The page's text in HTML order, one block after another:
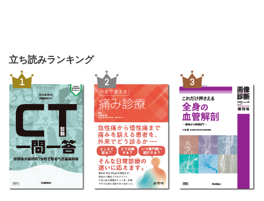
第一選択薬
動脈スティフネス型
体液貯留型
第三選択薬
RAS阻害薬を基礎とした併用療法
第15章 治療抵抗性高血圧の管理と腎デナベーション
治療抵抗性高血圧管理のストラテジー
第四の治療選択肢
立ち読みランキング
1 2 3